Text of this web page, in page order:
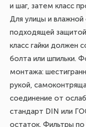
и шаг, затем класс
Для улицы и
подходящей
класс гайки должен
болта или шпильки.
монтажа:
рукой,
соединение от
стандарт DIN или
остаток. Фильтры